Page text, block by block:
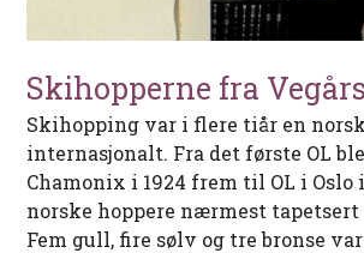
Skihopperne fra
Skihopping var i flere tiår en
internasjonalt. Fra det første OL
Chamonix i 1924 frem til OL i Oslo
norske hoppere nærmest tapetsert
Fem gull, fire sølv og tre bronse